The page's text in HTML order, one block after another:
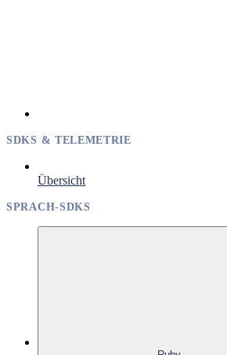
SDKS & TELEMETRIE
Übersicht
SPRACH-SDKS